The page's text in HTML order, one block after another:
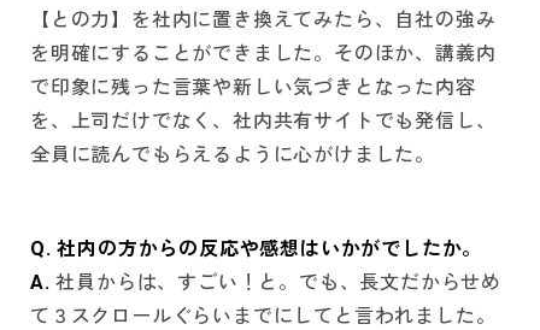
【との力】を社内に置き換えてみたら、自社の強み
を明確にすることができました。そのほか、講義内
で印象に残った言葉や新しい気づきとなった内容
を、上司だけでなく、社内共有サイトでも発信し、
全員に読んでもらえるように心がけました。
Q. 社内の方からの反応や感想はいかがでしたか。
A.社員からは、すごい！と。でも、長文だからせめ
て３スクロールぐらいまでにしてと言われました。